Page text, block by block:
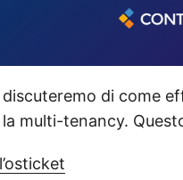
di come
multi-tenancy.